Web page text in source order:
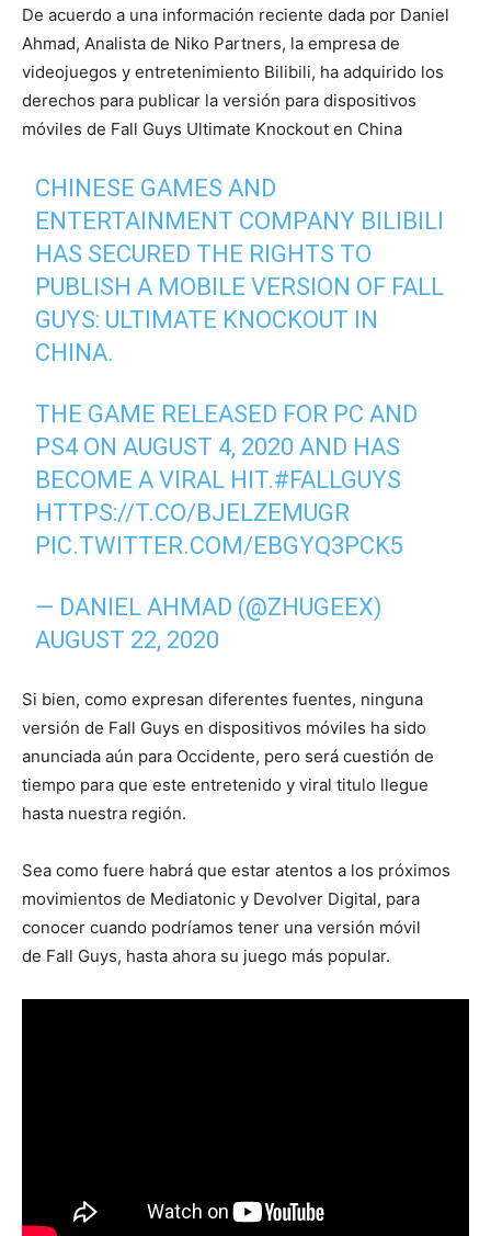
De acuerdo a una información reciente dada por Daniel
Ahmad, Analista de Niko Partners, la empresa de
videojuegos y entretenimiento Bilibili, ha adquirido los
derechos para publicar la versión para dispositivos
móviles de Fall Guys Ultimate Knockout en China
CHINESE GAMES AND
ENTERTAINMENT COMPANY BILIBILI
HAS SECURED THE RIGHTS TO
PUBLISH A MOBILE VERSION OF FALL
GUYS: ULTIMATE KNOCKOUT IN
CHINA.
THE GAME RELEASED FOR PC AND
PS4 ON AUGUST 4, 2020 AND HAS
BECOME A VIRAL HIT.#FALLGUYS
HTTPS://T.CO/BJELZEMUGR
PIC.TWITTER.COM/EBGYQ3PCK5
— DANIEL AHMAD (@ZHUGEEX)
AUGUST 22, 2020
Si bien, como expresan diferentes fuentes, ninguna
versión de Fall Guys en dispositivos móviles ha sido
anunciada aún para Occidente, pero será cuestión de
tiempo para que este entretenido y viral titulo llegue
hasta nuestra región.
Sea como fuere habrá que estar atentos a los próximos
movimientos de Mediatonic y Devolver Digital, para
conocer cuando podríamos tener una versión móvil
de Fall Guys, hasta ahora su juego más popular.